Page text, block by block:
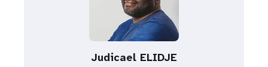
Judicael ELIDJE